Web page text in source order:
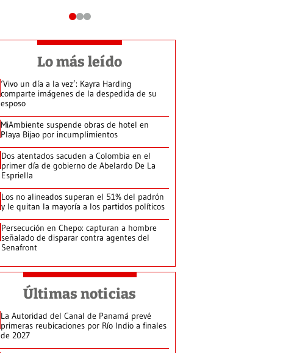
Lo más leído
‘Vivo un día a la vez’: Kayra Harding
comparte imágenes de la despedida de su
esposo
MiAmbiente suspende obras de hotel en
Playa Bijao por incumplimientos
Dos atentados sacuden a Colombia en el
primer día de gobierno de Abelardo De La
Espriella
Los no alineados superan el 51% del padrón
y le quitan la mayoría a los partidos políticos
Persecución en Chepo: capturan a hombre
señalado de disparar contra agentes del
Senafront
Últimas noticias
La Autoridad del Canal de Panamá prevé
primeras reubicaciones por Río Indio a finales
de 2027